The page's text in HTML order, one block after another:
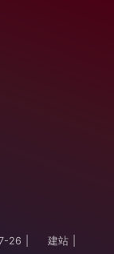
26 建站